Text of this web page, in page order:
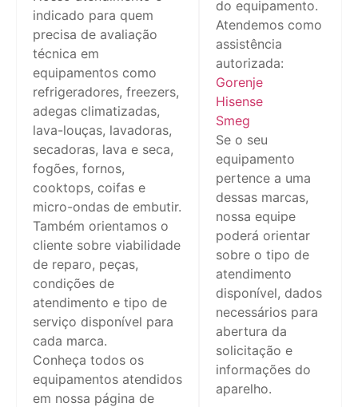
indicado para quem
precisa de avaliação
técnica em
equipamentos como
refrigeradores, freezers,
adegas climatizadas,
lava-louças, lavadoras,
secadoras, lava e seca,
fogões, fornos,
cooktops, coifas e
micro-ondas de embutir.
Também orientamos o
cliente sobre viabilidade
de reparo, peças,
condições de
atendimento e tipo de
serviço disponível para
cada marca.
Conheça todos os
equipamentos atendidos
em nossa página de
do equipamento.
Atendemos como
assistência
autorizada:
Gorenje
Hisense
Smeg
Se o seu
equipamento
pertence a uma
dessas marcas,
nossa equipe
poderá orientar
sobre o tipo de
atendimento
disponível, dados
necessários para
abertura da
solicitação e
informações do
aparelho.